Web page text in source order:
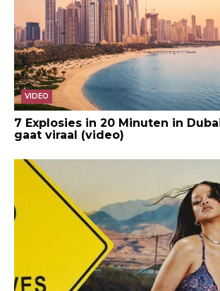
VIDEO
7 Explosies in 20 Minuten in
gaat viraal (video)